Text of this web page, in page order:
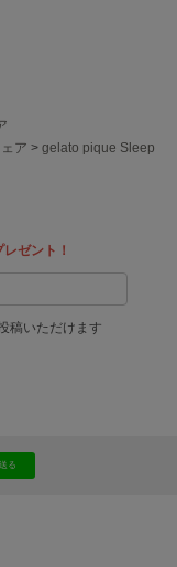
ェア> gelato pique Sleep
ゼント！
稿いただけます
る